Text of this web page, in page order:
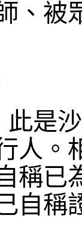
、被
此是
人。
稱已
自稱